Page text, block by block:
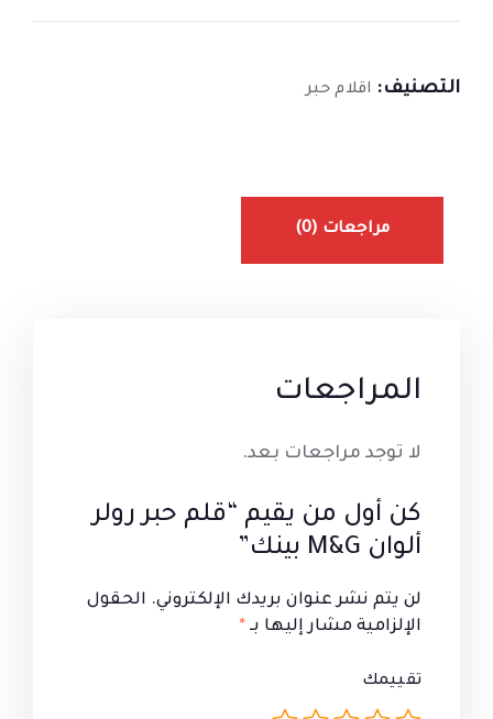
التصنيف: اقلام حبر
مراجعات (0)
المراجعات
لا توجد مراجعات بعد.
كن أول من يقيم “قلم حبر رولر
ألوان M&G بينك”
لن يتم نشر عنوان بريدك الإلكتروني. الحقول
الإلزامية مشار إليها بـ *
تقييمك